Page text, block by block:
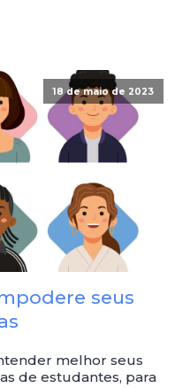
18 de maio de 2023
seus
melhor seus
de estudantes, para